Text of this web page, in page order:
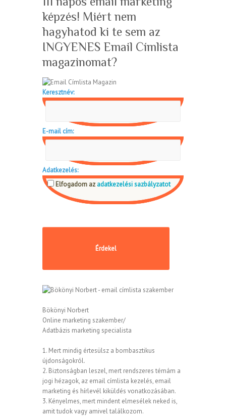
képzés! Miért nem
hagyhatod ki te sem az
INGYENES Email Címlista
magazinomat?
Keresztnév:
E-mail cím:
Adatkezelés:
Elfogadom az adatkezelési sazbályzatot
Bökönyi Norbert
Online marketing szakember/
Adatbázis marketing specialista
1. Mert mindig értesülsz a bombasztikus
újdonságokról.
2. Biztonságban leszel, mert rendszeres témám a
jogi hézagok, az email címlista kezelés, email
marketing és hírlevél kiküldés vonatkozásában.
3. Kényelmes, mert mindent elmesélek neked is,
amit tudok vagy amivel találkozom.